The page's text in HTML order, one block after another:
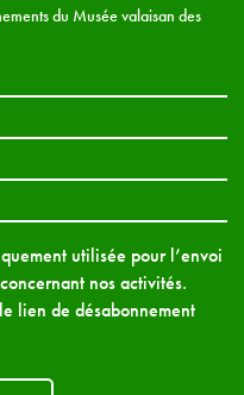
du Musée valaisan des
utilisée pour l’envoi
nos activités.
lien de désabonnement